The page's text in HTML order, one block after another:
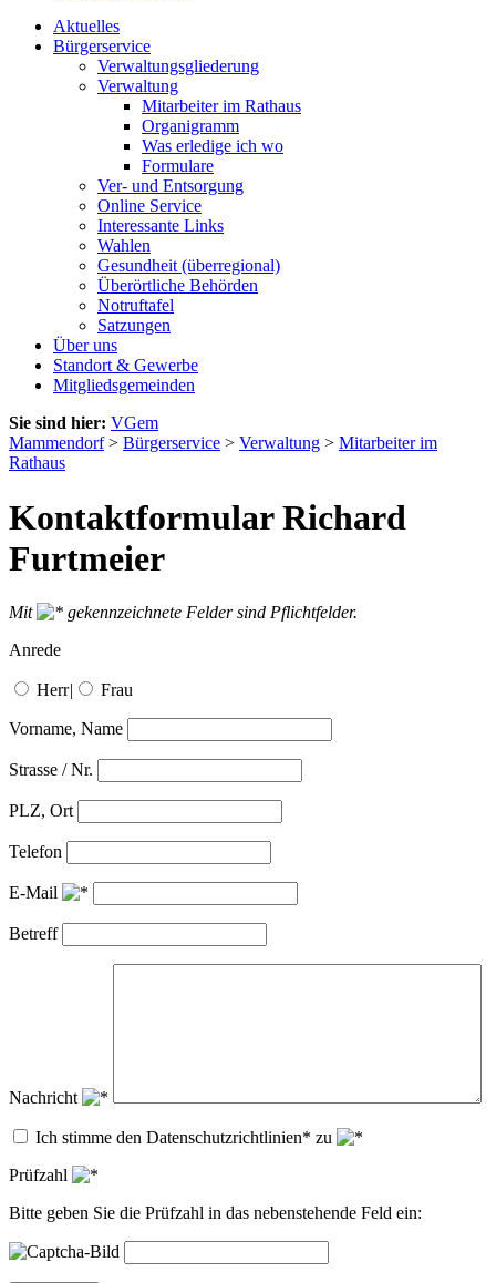
Aktuelles
Bürgerservice
Verwaltungsgliederung
Verwaltung
Mitarbeiter im Rathaus
Organigramm
Was erledige ich wo
Formulare
Ver- und Entsorgung
Online Service
Interessante Links
Wahlen
Gesundheit (überregional)
Überörtliche Behörden
Notruftafel
Satzungen
Über uns
Standort & Gewerbe
Mitgliedsgemeinden
Sie sind hier: VGem
Mammendorf> Bürgerservice > Verwaltung > Mitarbeiter im
Rathaus
Kontaktformular Richard
Furtmeier
Mit
gekennzeichnete Felder sind Pflichtfelder.
Anrede
Herr| Frau
Vorname, Name
Strasse / Nr.
PLZ, Ort
Telefon
E-Mail
Betreff
Nachricht
Ich stimme den Datenschutzrichtlinien* zu
Prüfzahl
Bitte geben Sie die Prüfzahl in das nebenstehende Feld ein: